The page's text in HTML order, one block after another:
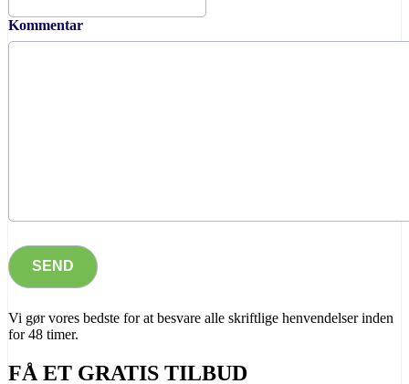
Kommentar
Vi gør vores bedste for at besvare alle skriftlige henvendelser inden
for 48 timer.
FÅ ET GRATIS TILBUD